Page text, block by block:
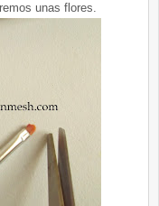
unas flores.